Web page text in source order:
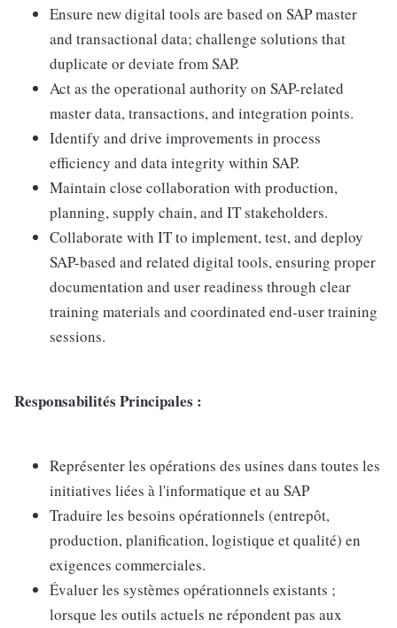
Ensure new digital tools are based on SAP master
and transactional data; challenge solutions that
duplicate or deviate from SAP.
Act as the operational authority on SAP-related
master data, transactions, and integration points.
Identify and drive improvements in process
efficiency and data integrity within SAP.
Maintain close collaboration with production,
planning, supply chain, and IT stakeholders.
Collaborate with IT to implement, test, and deploy
SAP-based and related digital tools, ensuring proper
documentation and user readiness through clear
training materials and coordinated end-user training
sessions.
Responsabilités Principales :
Représenter les opérations des usines dans toutes les
initiatives liées à l'informatique et au SAP
Traduire les besoins opérationnels (entrepôt,
production, planification, logistique et qualité) en
exigences commerciales.
Évaluer les systèmes opérationnels existants ;
lorsque les outils actuels ne répondent pas aux